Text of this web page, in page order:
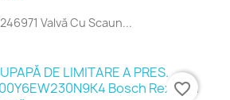
Valvă Cu Scaun...
favorite_border